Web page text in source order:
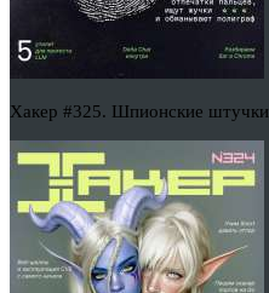
Хакер #325. Шпионские штучки